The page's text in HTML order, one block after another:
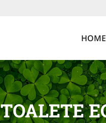
HOME
TOALETE